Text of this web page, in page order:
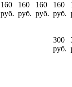
160
руб.
160
руб.
160
руб.
160
руб.
300
руб.